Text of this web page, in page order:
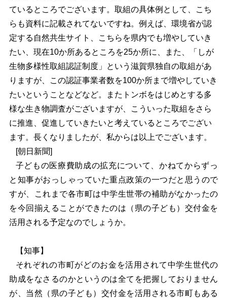
ているところでございます。取組の具体例として、こち
らも資料に記載されてないですね。例えば、環境省が認
定する自然共生サイト、こちらを県内でも増やしていき
たい、現在10か所あるところを25か所に、また、「しが
生物多様性取組認証制度」という滋賀県独自の取組があ
りますが、この認証事業者数を100か所まで増やしていき
たいということなどなど。またトンボをはじめとする多
様な生き物調査がございますが、こういった取組をさら
に推進、促進していきたいと考えているところでござい
ます。長くなりましたが、私からは以上でございます。
[朝日新聞]
子どもの医療費助成の拡充について、かねてからずっ
と知事がおっしゃっていた重点政策の一つだと思うので
すが、これまで各市町は中学生世帯の補助がなかったの
を今回揃えることができたのは（県の子ども）交付金を
活用される予定なのでしょうか。
【知事】
それぞれの市町がどのお金を活用されて中学生世代の
助成をなさるのかというのは全てを把握しておりません
が、当然（県の子ども）交付金を活用される市町もある